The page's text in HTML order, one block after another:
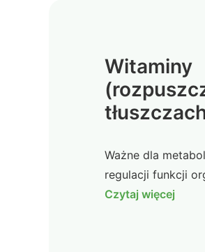
Witaminy
Ważne dla
regulacji funkcji
Czytaj więcej